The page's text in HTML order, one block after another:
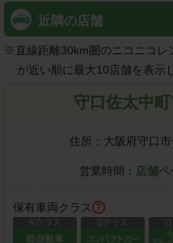
近隣の店舗
※直線距離30km圏のニコニコ
が近い順に最大10店舗を表示
守口佐太中
住所： 大阪府守口
営業時間： 店舗
保有車両クラス